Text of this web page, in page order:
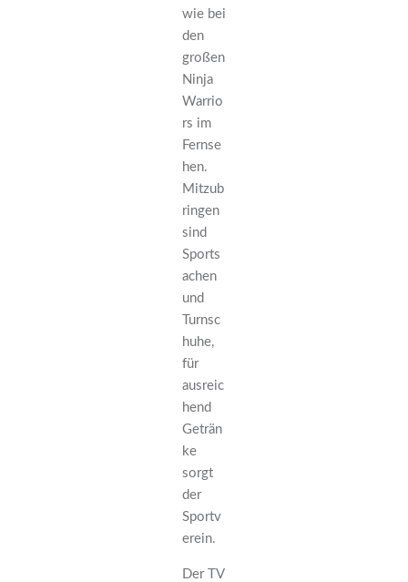
wie bei
den
großen
Ninja
Warrio
rs im
Fernse
hen.
Mitzub
ringen
sind
Sports
achen
und
Turnsc
huhe,
für
ausreic
hend
Geträn
ke
sorgt
der
Sportv
erein.
Der TV